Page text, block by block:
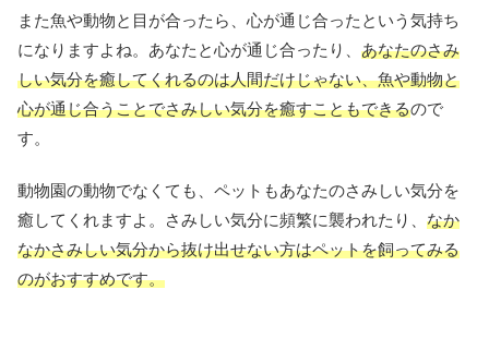
また魚や動物と目が合ったら、心が通じ合ったという気持ち
になりますよね。あなたと心が通じ合ったり、 あなたのさみ
しい気分を癒してくれるのは人間だけじゃない、魚や動物と
心が通じ合うことでさみしい気分を癒すこともできるので
す。
動物園の動物でなくても、ペットもあなたのさみしい気分を
癒してくれますよ。さみしい気分に頻繁に襲われたり、 なか
なかさみしい気分から抜け出せない方はペットを飼ってみる
のがおすすめです。